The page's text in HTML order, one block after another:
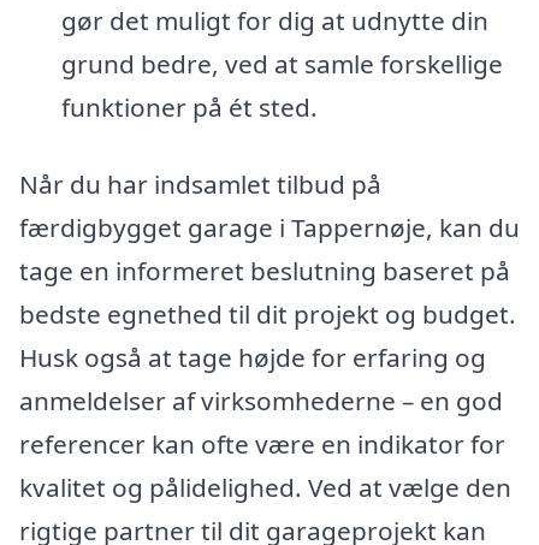
gør det muligt for dig at udnytte din
grund bedre, ved at samle forskellige
funktioner på ét sted.
Når du har indsamlet tilbud på
færdigbygget garage i Tappernøje, kan du
tage en informeret beslutning baseret på
bedste egnethed til dit projekt og budget.
Husk også at tage højde for erfaring og
anmeldelser af virksomhederne – en god
referencer kan ofte være en indikator for
kvalitet og pålidelighed. Ved at vælge den
rigtige partner til dit garageprojekt kan